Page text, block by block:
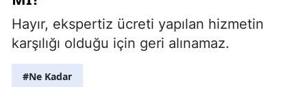
Hayır, ekspertiz ücreti yapılan hizmetin
karşılığı olduğu için geri alınamaz.
#Ne Kadar